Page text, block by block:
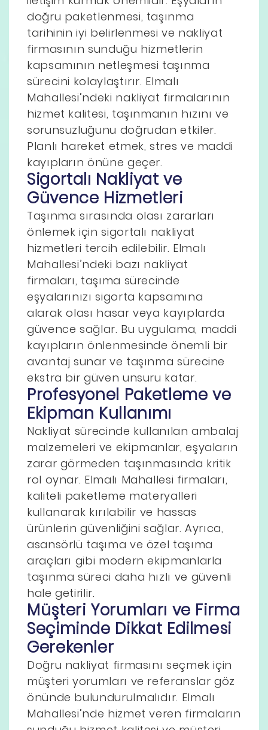
doğru paketlenmesi, taşınma
tarihinin iyi belirlenmesi ve nakliyat
firmasının sunduğu hizmetlerin
kapsamının netleşmesi taşınma
sürecini kolaylaştırır. Elmalı
Mahallesi’ndeki nakliyat firmalarının
hizmet kalitesi, taşınmanın hızını ve
sorunsuzluğunu doğrudan etkiler.
Planlı hareket etmek, stres ve maddi
kayıpların önüne geçer.
Sigortalı Nakliyat ve
Güvence Hizmetleri
Taşınma sırasında olası zararları
önlemek için sigortalı nakliyat
hizmetleri tercih edilebilir. Elmalı
Mahallesi’ndeki bazı nakliyat
firmaları, taşıma sürecinde
eşyalarınızı sigorta kapsamına
alarak olası hasar veya kayıplarda
güvence sağlar. Bu uygulama, maddi
kayıpların önlenmesinde önemli bir
avantaj sunar ve taşınma sürecine
ekstra bir güven unsuru katar.
Profesyonel Paketleme ve
Ekipman Kullanımı
Nakliyat sürecinde kullanılan ambalaj
malzemeleri ve ekipmanlar, eşyaların
zarar görmeden taşınmasında kritik
rol oynar. Elmalı Mahallesi firmaları,
kaliteli paketleme materyalleri
kullanarak kırılabilir ve hassas
ürünlerin güvenliğini sağlar. Ayrıca,
asansörlü taşıma ve özel taşıma
araçları gibi modern ekipmanlarla
taşınma süreci daha hızlı ve güvenli
hale getirilir.
Müşteri Yorumları ve Firma
Seçiminde Dikkat Edilmesi
Gerekenler
Doğru nakliyat firmasını seçmek için
müşteri yorumları ve referanslar göz
önünde bulundurulmalıdır. Elmalı
Mahallesi’nde hizmet veren firmaların